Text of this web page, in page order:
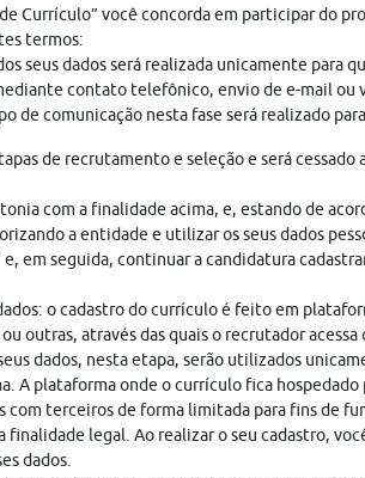
Currículo” você concorda em participar do
termos:
seus dados será realizada unicamente para
contato telefônico, envio de e-mail ou
de comunicação nesta fase será realizado
de recrutamento e seleção e será cessado
com a finalidade acima, e, estando de
a entidade e utilizar os seus dados
e, em seguida, continuar a candidatura
o cadastro do currículo é feito em
outras, através das quais o recrutador
dados, nesta etapa, serão utilizados
A plataforma onde o currículo fica hospedado
com terceiros de forma limitada para fins de
finalidade legal. Ao realizar o seu cadastro,
dados.